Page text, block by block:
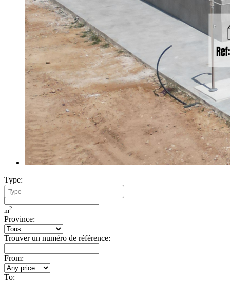
Type:
Minimum Build Area:
m2
Province:
Trouver un numéro de référence:
From:
To: